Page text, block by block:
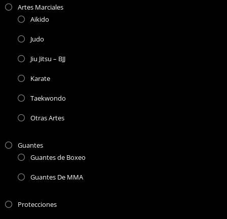
Artes Marciales
Aikido
Judo
Jiu Jitsu – BJJ
Karate
Taekwondo
Otras Artes
Guantes
Guantes de Boxeo
Guantes De MMA
Protecciones